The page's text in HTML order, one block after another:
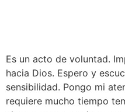
Es un acto de voluntad.
hacia Dios. Espero y
sensibilidad. Pongo mi
requiere mucho tiempo